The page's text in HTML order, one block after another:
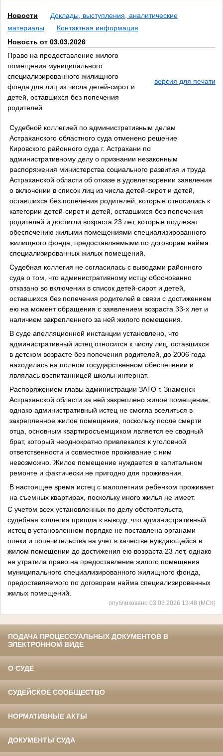
Новости
Доклады, выступления, аналитические
материалы
Контактная информация
Новость от 03.03.2026
Право на предоставление жилого
помещения муниципального
специализированного жилищного
фонда для лиц из числа детей-сирот и
детей, оставшихся без попечения
родителей
версия для печати
Судебной коллегией по административным делам
Астраханского областного суда отменено решение
Кировского районного суда г. Астрахани по
административному делу о признании незаконным
распоряжения министерства социального развития и труда
Астраханской области об отказе в удовлетворении заявления
о включении в список лиц из числа детей-сирот и детей,
оставшихся без попечения родителей, которые относились к
категории детей-сирот и детей, оставшихся без попечения
родителей и достигли возраста 23 лет, которые подлежат
обеспечению жилыми помещениями специализированного
жилищного фонда, предоставляемыми по договорам найма
специализированных жилых помещений.
Судебная коллегия не согласилась с выводами районного
суда о том, что административному истцу обоснованно
отказано во включении в список детей-сирот и детей,
оставшихся без попечения родителей в связи с достижением
ею на момент обращения с заявлением возраста 33-х лет и
наличием закрепленного за ней жилого помещения.
В суде апелляционной инстанции установлено, что
административный истец относится к числу лиц, оставшихся
в детском возрасте без попечения родителей, до 2006 года
находилась на полном государственном обеспечении и
являлась воспитанницей школы-интернат.
Распоряжением главы администрации ЗАТО г. Знаменск
Астраханской области за ней закреплено жилое помещение,
однако административный истец не смогла вселиться в
закрепленное жилое помещение, поскольку после смерти
отца, основным квартиросъемщиком является ее сводный
брат, который неоднократно привлекался к уголовной
ответственности и совместное проживание с ним
невозможно. Жилое помещение нуждается в капитальном
ремонте и фактически не пригодно для проживания.
В настоящее время истец с малолетним ребенком проживает
на съемных квартирах, поскольку иного жилья не имеет.
С учетом всех установленных по делу обстоятельств,
судебная коллегия пришла к выводу, что административный
истец в установленном порядке не поставлена органами
опеки и попечительства на учет в качестве нуждающейся в
жилом помещении до достижения ею возраста 23 лет, однако
не утратила право на предоставление жилого помещения
муниципального специализированного жилищного фонда,
предоставляемого по договорам найма специализированных
жилых помещений.
опубликовано 03.03.2026 13:48 (МСК)
ПОДАЧА ПРОЦЕССУАЛЬНЫХ ДОКУМЕНТОВ В
ЭЛЕКТРОННОМ ВИДЕ
О СУДЕ
СУДЕЙСКОЕ СООБЩЕСТВО
НОРМАТИВНЫЕ АКТЫ
ДОКУМЕНТЫ СУДА